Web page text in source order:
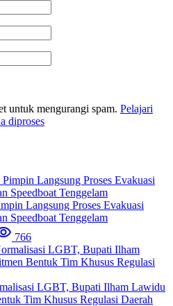
untuk mengurangi spam. Pelajari
diproses
Langsung Proses Evakuasi
Speedboat Tenggelam
766
LGBT, Bupati Ilham Lawidu
Tim Khusus Regulasi Daerah